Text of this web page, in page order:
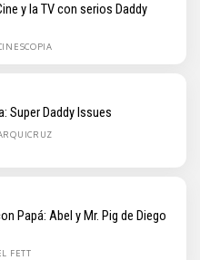
y la TV con serios Daddy
Super Daddy Issues
Papá: Abel y Mr. Pig de Diego
FETT